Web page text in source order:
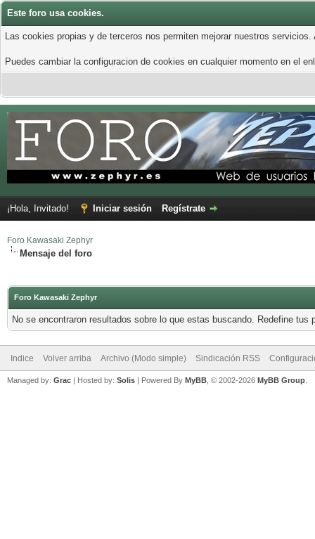
Este foro usa cookies.
Las cookies propias y de terceros nos permiten mejorar nuestros
Puedes cambiar la configuracion de cookies en cualquier momento en el
¡Hola, Invitado! Iniciar sesión Regístrate
Foro Kawasaki Zephyr
Mensaje del foro
Foro Kawasaki Zephyr
No se encontraron resultados sobre lo que estas buscando. Redefine tus
Indice Volver arriba Archivo (Modo simple) Sindicación RSS
Managed by: Grac | Hosted by: Solis | Powered By MyBB , © 2002-2026 MyBB Group